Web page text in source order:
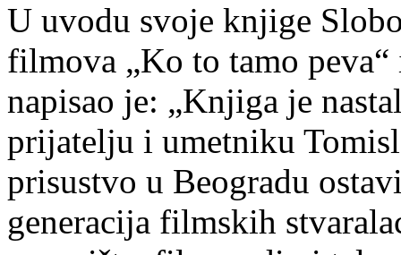
U uvodu svoje knjige
filmova „Ko to tamo
napisao je: „Knjiga je
prijatelju i umetniku
prisustvo u Beogradu
generacija filmskih